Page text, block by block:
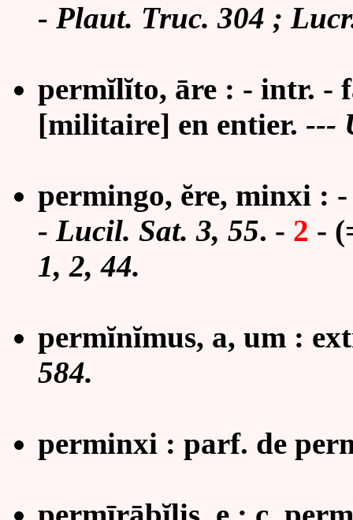
- Plaut. Truc. 304 ;
permĭlĭto, āre : - intr. -
[militaire] en entier. ---
permingo, ĕre, minxi :
- Lucil. Sat. 3, 55. - 2 - (
1, 2, 44.
permĭnĭmus, a, um :
584.
perminxi : parf. de